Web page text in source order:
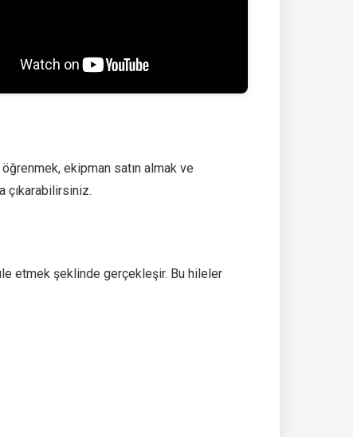
ekipman satın almak ve
çıkarabilirsiniz.
etmek şeklinde gerçekleşir. Bu hileler